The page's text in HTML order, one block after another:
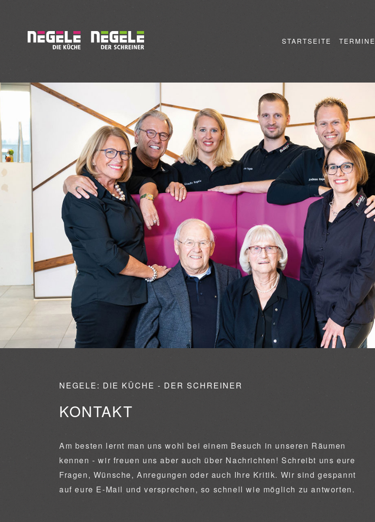
STARTSEITE TERMINE
NEGELE: DIE KÜCHE - DER SCHREINER
KONTAKT
Am besten lernt man uns wohl bei einem Besuch in unseren Räumen
kennen - wir freuen uns aber auch über Nachrichten! Schreibt uns eure
Fragen, Wünsche, Anregungen oder auch Ihre Kritik. Wir sind gespannt
auf eure E-Mail und versprechen, so schnell wie möglich zu antworten.